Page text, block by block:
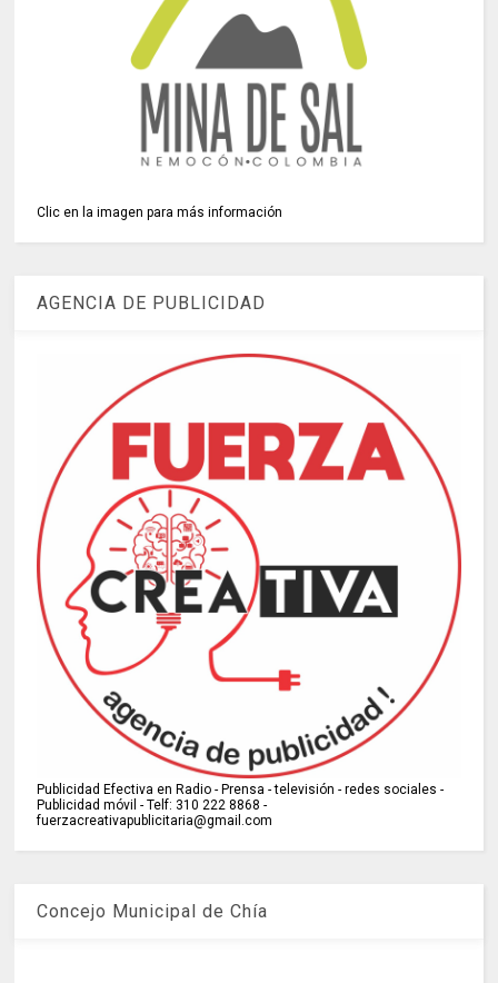
Clic en la imagen para más información
AGENCIA DE PUBLICIDAD
Publicidad Efectiva en Radio - Prensa - televisión - redes sociales -
Publicidad móvil - Telf: 310 222 8868 -
fuerzacreativapublicitaria@gmail.com
Concejo Municipal de Chía